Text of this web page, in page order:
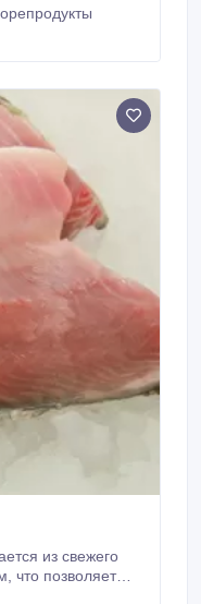
хранятся в
из свежего